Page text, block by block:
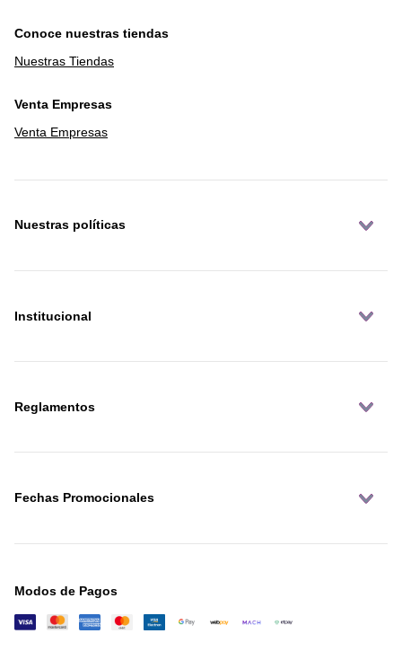
Conoce nuestras tiendas
Nuestras Tiendas
Venta Empresas
Venta Empresas
Nuestras políticas
Institucional
Reglamentos
Fechas Promocionales
Modos de Pagos